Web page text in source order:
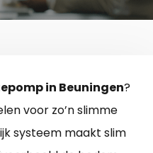
in Beuningen?
voor zo’n slimme
systeem maakt slim